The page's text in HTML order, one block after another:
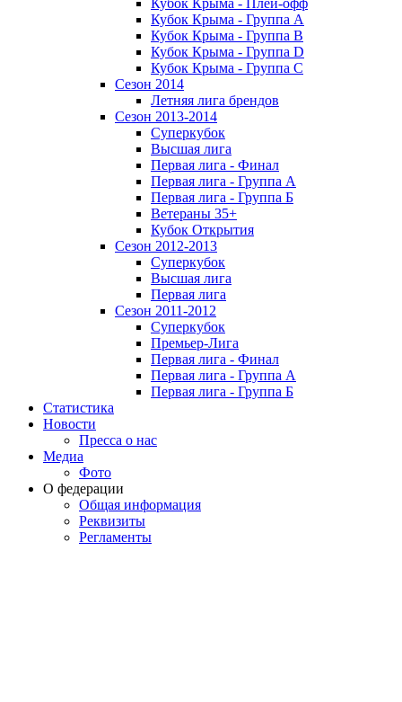
Кубок Крыма - Группа A
Кубок Крыма - Группа B
Кубок Крыма - Группа D
Кубок Крыма - Группа C
Сезон 2014
Летняя лига брендов
Сезон 2013-2014
Суперкубок
Высшая лига
Первая лига - Финал
Первая лига - Группа А
Первая лига - Группа Б
Ветераны 35+
Кубок Открытия
Сезон 2012-2013
Суперкубок
Высшая лига
Первая лига
Сезон 2011-2012
Суперкубок
Премьер-Лига
Первая лига - Финал
Первая лига - Группа А
Первая лига - Группа Б
Статистика
Новости
Пресса о нас
Медиа
Фото
О федерации
Общая информация
Реквизиты
Регламенты